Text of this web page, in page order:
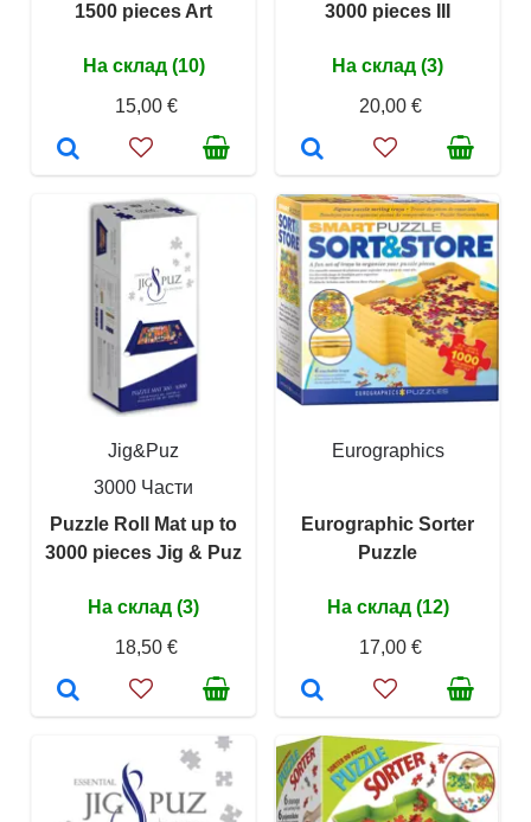
1500 pieces Art
На склад (10)
15,00 €
3000 pieces III
На склад (3)
20,00 €
Jig&Puz
3000 Части
Puzzle Roll Mat up to
3000 pieces Jig & Puz
На склад (3)
18,50 €
Eurographics
Eurographic Sorter
Puzzle
На склад (12)
17,00 €